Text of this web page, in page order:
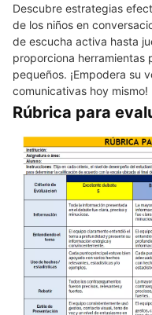
Descubre estrategias
de los niños en
de escucha activa hasta
proporciona herramientas
pequeños. ¡Empodera su
comunicativas hoy mismo!
Rúbrica para